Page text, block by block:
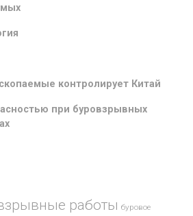
контролирует Китай
при буровзрывных
работы буровое